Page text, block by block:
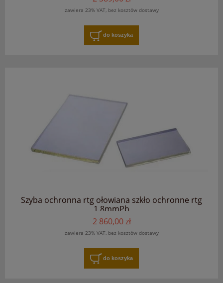
zawiera 23% VAT, bez kosztów dostawy
do koszyka
Szyba ochronna rtg ołowiana szkło ochronne rtg
1.8mmPb
2 860,00 zł
zawiera 23% VAT, bez kosztów dostawy
do koszyka